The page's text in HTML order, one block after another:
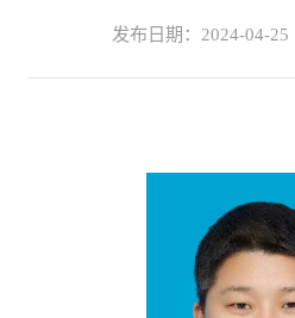
发布日期：2024-04-25